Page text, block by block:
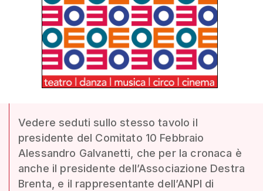
Vedere seduti sullo stesso tavolo il
presidente del Comitato 10 Febbraio
Alessandro Galvanetti, che per la cronaca è
anche il presidente dell’Associazione Destra
Brenta, e il rappresentante dell’ANPI di